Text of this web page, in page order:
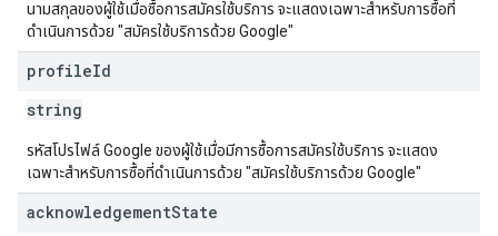
นามสกุลของผู้ใช้เมื่อซื้อการสมัครใช้บริการ จะแสดงเฉพาะสำหรับการซื้อที่
ดำเนินการด้วย "สมัครใช้บริการด้วย Google"
profileId
string
รหัสโปรไฟล์ Google ของผู้ใช้เมื่อมีการซื้อการสมัครใช้บริการ จะแสดง
เฉพาะสำหรับการซื้อที่ดำเนินการด้วย "สมัครใช้บริการด้วย Google"
acknowledgementState